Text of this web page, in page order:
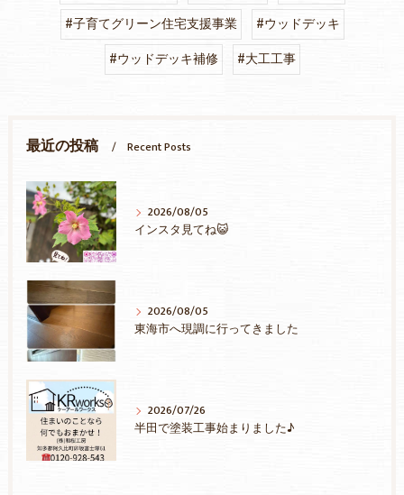
#子育てグリーン住宅支援事業
#ウッドデッキ
#ウッドデッキ補修
#大工工事
最近の投稿 Recent Posts
2026/08/05
インスタ見てね😺
2026/08/05
東海市へ現調に行ってきました
2026/07/26
半田で塗装工事始まりました♪